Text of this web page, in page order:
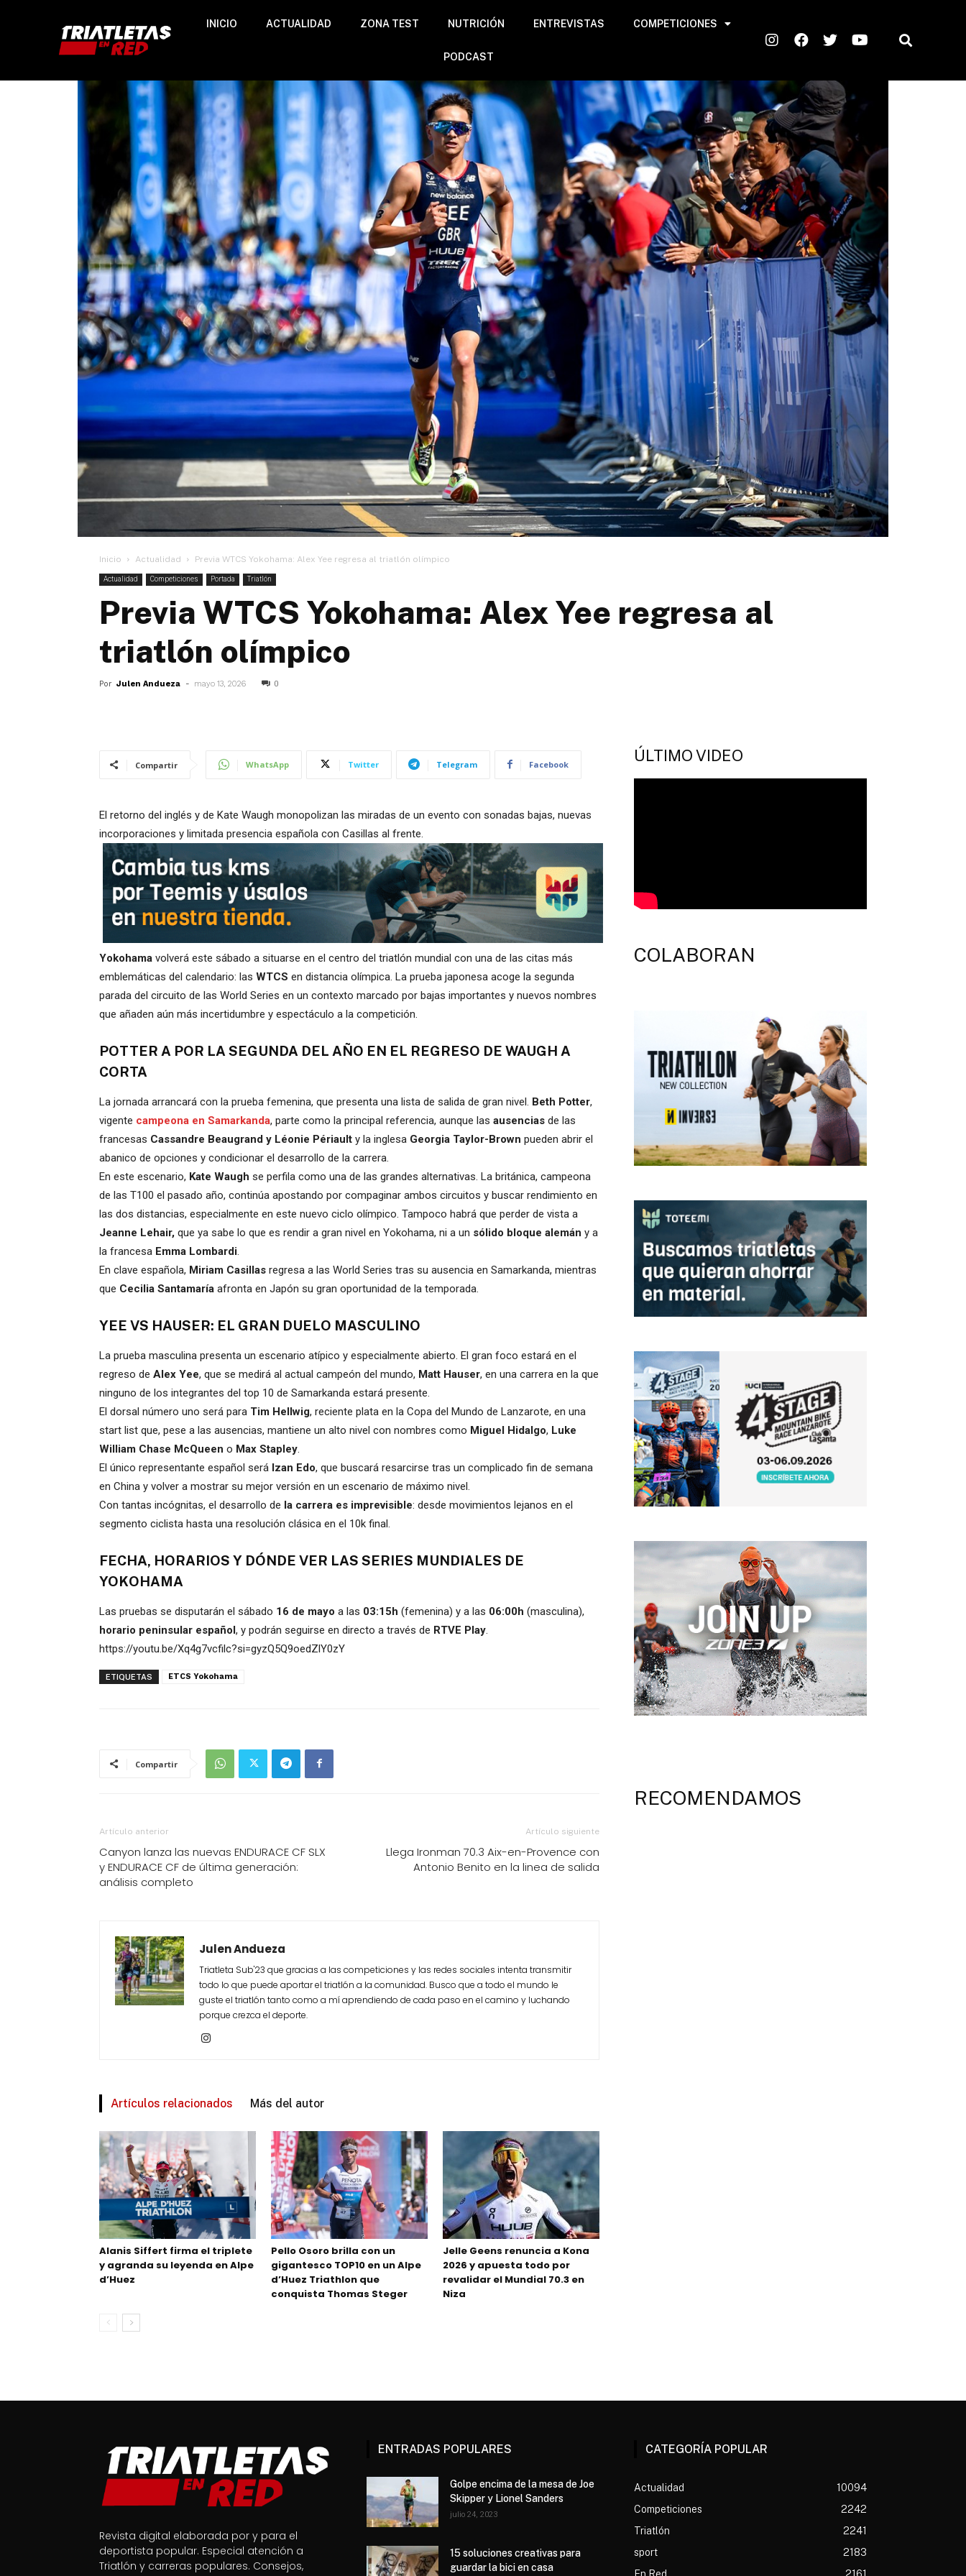
INICIO ACTUALIDAD ZONA TEST NUTRICIÓN ENTREVISTAS COMPETICIONES
PODCAST
Inicio Actualidad Previa WTCS Yokohama: Alex Yee regresa al triatlón olímpico
Actualidad Competiciones Portada Triatlón
Previa WTCS Yokohama: Alex Yee regresa al
triatlón olímpico
Por Julen Andueza - mayo 13, 2026 0
Compartir WhatsApp Twitter Telegram Facebook
El retorno del inglés y de Kate Waugh monopolizan las miradas de un evento con sonadas bajas, nuevas
incorporaciones y limitada presencia española con Casillas al frente.
Yokohama volverá este sábado a situarse en el centro del triatlón mundial con una de las citas más
emblemáticas del calendario: las WTCS en distancia olímpica. La prueba japonesa acoge la segunda
parada del circuito de las World Series en un contexto marcado por bajas importantes y nuevos nombres
que añaden aún más incertidumbre y espectáculo a la competición.
POTTER A POR LA SEGUNDA DEL AÑO EN EL REGRESO DE WAUGH A
CORTA
La jornada arrancará con la prueba femenina, que presenta una lista de salida de gran nivel. Beth Potter,
vigente campeona en Samarkanda, parte como la principal referencia, aunque las ausencias de las
francesas Cassandre Beaugrand y Léonie Périault y la inglesa Georgia Taylor-Brown pueden abrir el
abanico de opciones y condicionar el desarrollo de la carrera.
En este escenario, Kate Waugh se perfila como una de las grandes alternativas. La británica, campeona
de las T100 el pasado año, continúa apostando por compaginar ambos circuitos y buscar rendimiento en
las dos distancias, especialmente en este nuevo ciclo olímpico. Tampoco habrá que perder de vista a
Jeanne Lehair, que ya sabe lo que es rendir a gran nivel en Yokohama, ni a un sólido bloque alemán y a
la francesa Emma Lombardi.
En clave española, Miriam Casillas regresa a las World Series tras su ausencia en Samarkanda, mientras
que Cecilia Santamaría afronta en Japón su gran oportunidad de la temporada.
YEE VS HAUSER: EL GRAN DUELO MASCULINO
La prueba masculina presenta un escenario atípico y especialmente abierto. El gran foco estará en el
regreso de Alex Yee, que se medirá al actual campeón del mundo, Matt Hauser, en una carrera en la que
ninguno de los integrantes del top 10 de Samarkanda estará presente.
El dorsal número uno será para Tim Hellwig, reciente plata en la Copa del Mundo de Lanzarote, en una
start list que, pese a las ausencias, mantiene un alto nivel con nombres como Miguel Hidalgo, Luke
William Chase McQueen o Max Stapley.
El único representante español será Izan Edo, que buscará resarcirse tras un complicado fin de semana
en China y volver a mostrar su mejor versión en un escenario de máximo nivel.
Con tantas incógnitas, el desarrollo de la carrera es imprevisible: desde movimientos lejanos en el
segmento ciclista hasta una resolución clásica en el 10k final.
FECHA, HORARIOS Y DÓNDE VER LAS SERIES MUNDIALES DE
YOKOHAMA
Las pruebas se disputarán el sábado 16 de mayo a las 03:15h (femenina) y a las 06:00h (masculina),
horario peninsular español, y podrán seguirse en directo a través de RTVE Play.
https://youtu.be/Xq4g7vcfilc?si=gyzQ5Q9oedZlY0zY
ETIQUETAS ETCS Yokohama
Compartir
Artículo anterior
Canyon lanza las nuevas ENDURACE CF SLX
y ENDURACE CF de última generación:
análisis completo
Artículo siguiente
Llega Ironman 70.3 Aix-en-Provence con
Antonio Benito en la linea de salida
Julen Andueza
Triatleta Sub'23 que gracias a las competiciones y las redes sociales intenta transmitir
todo lo que puede aportar el triatlón a la comunidad. Busco que a todo el mundo le
guste el triatlón tanto como a mí aprendiendo de cada paso en el camino y luchando
porque crezca el deporte.
Artículos relacionados Más del autor
Alanis Siffert firma el triplete
y agranda su leyenda en Alpe
d’Huez
Pello Osoro brilla con un
gigantesco TOP10 en un Alpe
d’Huez Triathlon que
conquista Thomas Steger
Jelle Geens renuncia a Kona
2026 y apuesta todo por
revalidar el Mundial 70.3 en
Niza
ÚLTIMO VIDEO
COLABORAN
RECOMENDAMOS
Revista digital elaborada por y para el
deportista popular. Especial atención a
Triatlón y carreras populares. Consejos,
ENTRADAS POPULARES
Golpe encima de la mesa de Joe
Skipper y Lionel Sanders
julio 24, 2023
15 soluciones creativas para
guardar la bici en casa
CATEGORÍA POPULAR
Actualidad
10094
Competiciones
2242
Triatlón
2241
sport
2183
En Red
2161